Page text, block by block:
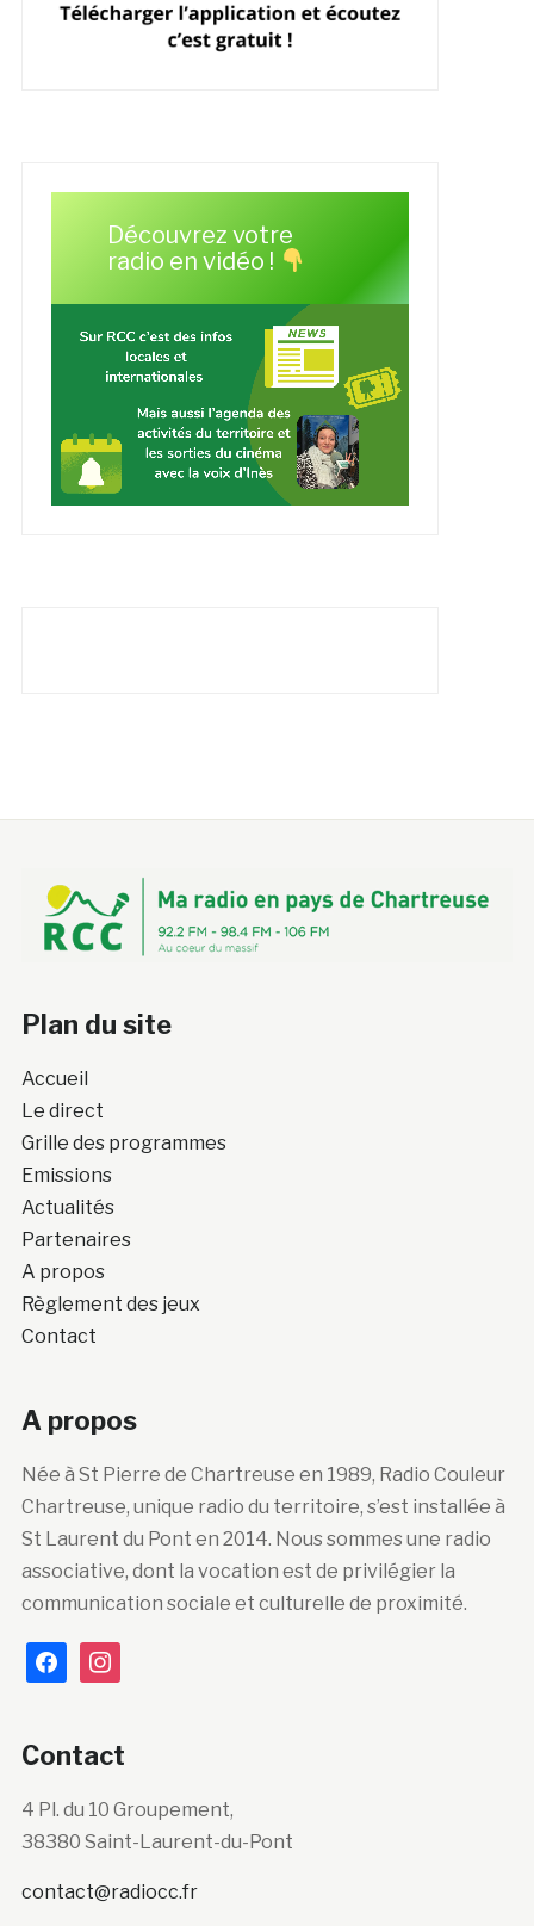
Découvrez votre
radio en vidéo !
Plan du site
Accueil
Le direct
Grille des programmes
Emissions
Actualités
Partenaires
A propos
Règlement des jeux
Contact
A propos
Née à St Pierre de Chartreuse en 1989, Radio Couleur
Chartreuse, unique radio du territoire, s’est installée à
St Laurent du Pont en 2014. Nous sommes une radio
associative, dont la vocation est de privilégier la
communication sociale et culturelle de proximité.
facebookinstagram
Contact
4 Pl. du 10 Groupement,
38380 Saint-Laurent-du-Pont
contact@radiocc.fr